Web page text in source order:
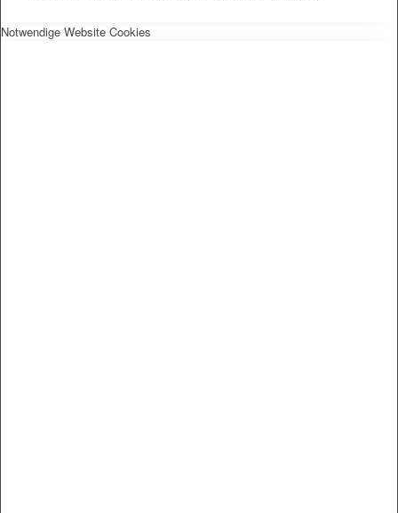
Notwendige Website Cookies